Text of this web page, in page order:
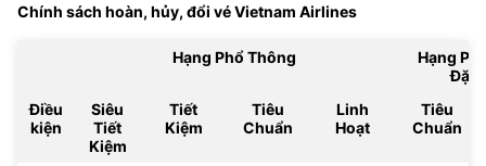
Chính sách hoàn, hủy, đổi véVietnam Airlines
Hạng Phổ Thông
Hạng
Đặc
Điều
kiện
Siêu
Tiết
Kiệm
Tiết
Kiệm
Tiêu
Chuẩn
Linh
Hoạt
Tiêu
Chuẩn